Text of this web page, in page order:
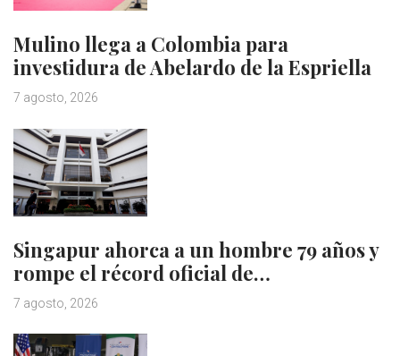
Mulino llega a Colombia para
investidura de Abelardo de la Espriella
7 agosto, 2026
Singapur ahorca a un hombre 79 años y
rompe el récord oficial de…
7 agosto, 2026